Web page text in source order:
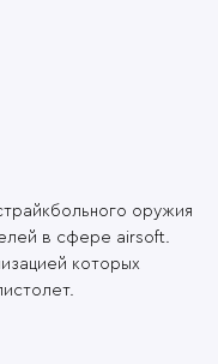
оружия
в сфере airsoft.
которых